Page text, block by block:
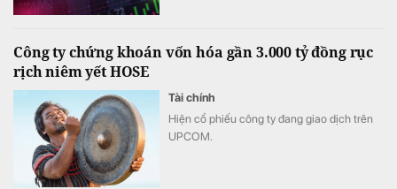
Công ty chứng khoán vốn hóa gần 3.000 tỷ đồng rục
rịch niêm yết HOSE
Tài chính
Hiện cổ phiếu công ty đang giao dịch trên
UPCOM.